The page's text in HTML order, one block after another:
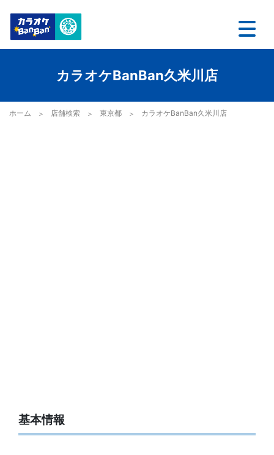
カラオケBanBan久米川店
ホーム 店舗検索 東京都 カラオケBanBan久米川店
基本情報